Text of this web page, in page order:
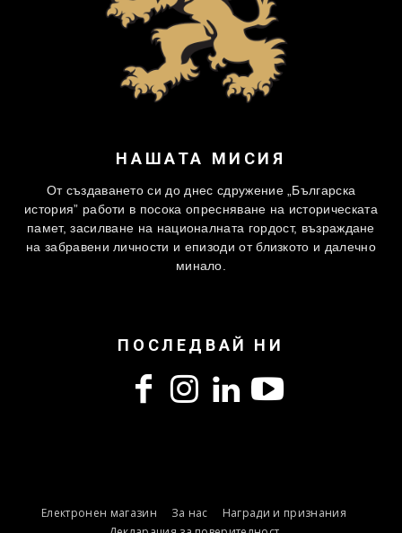
НАШАТА МИСИЯ
От създаването си до днес сдружение „Българска
история” работи в посока опресняване на историческата
памет, засилване на националната гордост, възраждане
на забравени личности и епизоди от близкото и далечно
минало.
ПОСЛЕДВАЙ НИ
Електронен магазин За нас
Награди и признания